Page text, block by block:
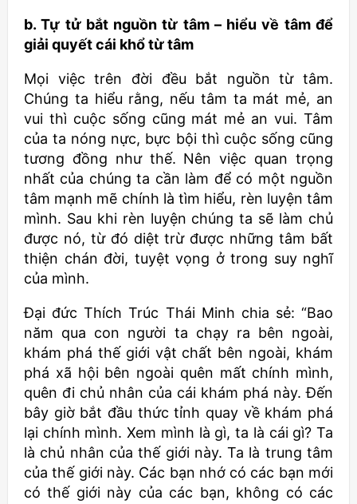
b. Tự tử bắt nguồn từ tâm – hiểu về tâm để
giải quyết cái khổ từ tâm
Mọi việc trên đời đều bắt nguồn từ tâm.
Chúng ta hiểu rằng, nếu tâm ta mát mẻ, an
vui thì cuộc sống cũng mát mẻ an vui. Tâm
của ta nóng nực, bực bội thì cuộc sống cũng
tương đồng như thế. Nên việc quan trọng
nhất của chúng ta cần làm để có một nguồn
tâm mạnh mẽ chính là tìm hiểu, rèn luyện tâm
mình. Sau khi rèn luyện chúng ta sẽ làm chủ
được nó, từ đó diệt trừ được những tâm bất
thiện chán đời, tuyệt vọng ở trong suy nghĩ
của mình.
Đại đức Thích Trúc Thái Minh chia sẻ: “Bao
năm qua con người ta chạy ra bên ngoài,
khám phá thế giới vật chất bên ngoài, khám
phá xã hội bên ngoài quên mất chính mình,
quên đi chủ nhân của cái khám phá này. Đến
bây giờ bắt đầu thức tỉnh quay về khám phá
lại chính mình. Xem mình là gì, ta là cái gì? Ta
là chủ nhân của thế giới này. Ta là trung tâm
của thế giới này. Các bạn nhớ có các bạn mới
có thế giới này của các bạn, không có các